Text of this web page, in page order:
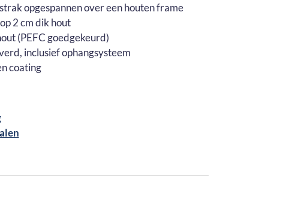
opgespannen over een houten frame
2 cm dik hout
(PEFC goedgekeurd)
inclusief ophangsysteem
coating